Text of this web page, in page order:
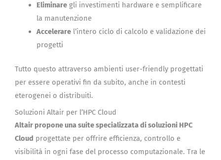
Eliminaregli investimenti hardware e semplificare
la manutenzione
Accelerarel’intero ciclo di calcolo e validazione dei
progetti
Tutto questo attraverso ambienti user-friendly progettati
per essere operativi fin da subito, anche in contesti
eterogenei o distribuiti.
Soluzioni Altair per l’HPC Cloud
Altair propone una suite specializzata di soluzioni HPC
Cloud progettate per offrire efficienza, controllo e
visibilità in ogni fase del processo computazionale. Tra le